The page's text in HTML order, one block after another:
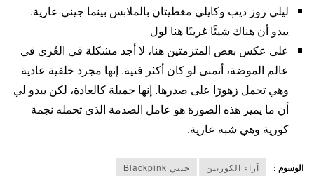
ليلي روز ديب وكايلي مغطيتان بالملابس بينما جيني عارية.
يبدو أن هناك شيئًا غريبًا هنا لول
على عكس بعض المتزمتين هنا، لا أجد مشكلة في العُري في
عالم الموضة، أتمنى لو كان أكثر فنية. إنها مجرد خلفية عادية
وهي تحمل زهورًا على صدرها. إنها جميلة كالعادة، لكن يبدو لي
أن ما يميز هذه الصورة هو عامل الصدمة الذي تحمله نجمة
كورية وهي شبه عارية.
الوسوم : آراء الكوريين جيني Blackpink